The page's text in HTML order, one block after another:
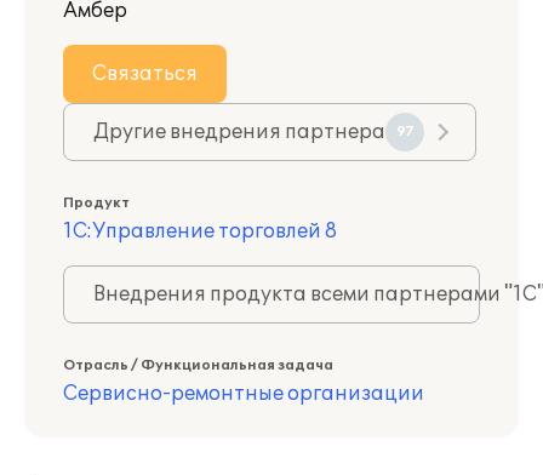
Амбер
Связаться
Другие внедрения партнера 97
Продукт
1С:Управление торговлей 8
Внедрения продукта всеми партнерами
Отрасль / Функциональная задача
Сервисно-ремонтные организации